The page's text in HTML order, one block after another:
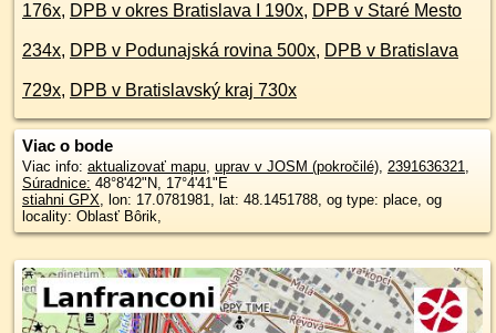
176x, DPB v okres Bratislava I 190x, DPB v Staré Mesto
234x, DPB v Podunajská rovina 500x, DPB v Bratislava
729x, DPB v Bratislavský kraj 730x
Viac o bode
Viac info: aktualizovať mapu, uprav v JOSM (pokročilé), 2391636321,
Súradnice: 48°8'42"N, 17°4'41"E
stiahni GPX, lon: 17.0781981, lat: 48.1451788, og type: place, og
locality: Oblasť Bôrik,